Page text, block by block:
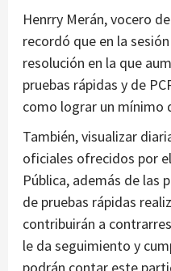
Henrry Merán, vocero
recordó que en la
resolución en la que
pruebas rápidas y de
como lograr un mínimo
También, visualizar
oficiales ofrecidos por
Pública, además de las
de pruebas rápidas
contribuirán a
le da seguimiento y